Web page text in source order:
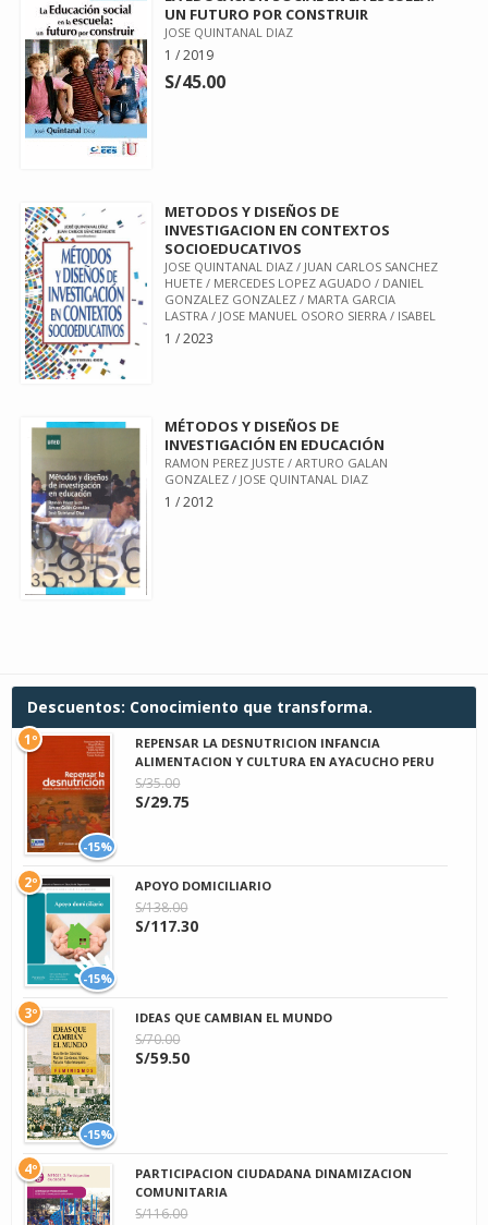
UN FUTURO POR CONSTRUIR
JOSE QUINTANAL DIAZ
1 / 2019
S/45.00
METODOS Y DISEÑOS DE
INVESTIGACION EN CONTEXTOS
SOCIOEDUCATIVOS
JOSE QUINTANAL DIAZ / JUAN CARLOS SANCHEZ
HUETE / MERCEDES LOPEZ AGUADO / DANIEL
GONZALEZ GONZALEZ / MARTA GARCIA
LASTRA / JOSE MANUEL OSORO SIERRA / ISABEL
1 / 2023
MÉTODOS Y DISEÑOS DE
INVESTIGACIÓN EN EDUCACIÓN
RAMON PEREZ JUSTE / ARTURO GALAN
GONZALEZ / JOSE QUINTANAL DIAZ
1 / 2012
Descuentos: Conocimiento que transforma.
-15%
REPENSAR LA DESNUTRICION INFANCIA
ALIMENTACION Y CULTURA EN AYACUCHO PERU
S/35.00
S/29.75
1º
-15%
APOYO DOMICILIARIO
S/138.00
S/117.30
2º
-15%
IDEAS QUE CAMBIAN EL MUNDO
S/70.00
S/59.50
3º
PARTICIPACION CIUDADANA DINAMIZACION
COMUNITARIA
S/116.00
4º